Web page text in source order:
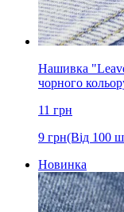
Нашивка
чорного
11 грн
9 грн(Від 100
Новинка